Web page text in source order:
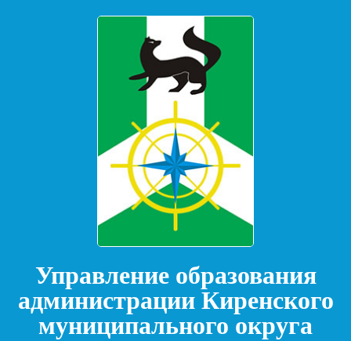
Управление образования
администрации Киренского
муниципального округа